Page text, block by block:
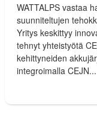
WATTALPS vastaa
suunniteltujen
Yritys keskittyy
tehnyt yhteistyötä
kehittyneiden
integroimalla CEJN...